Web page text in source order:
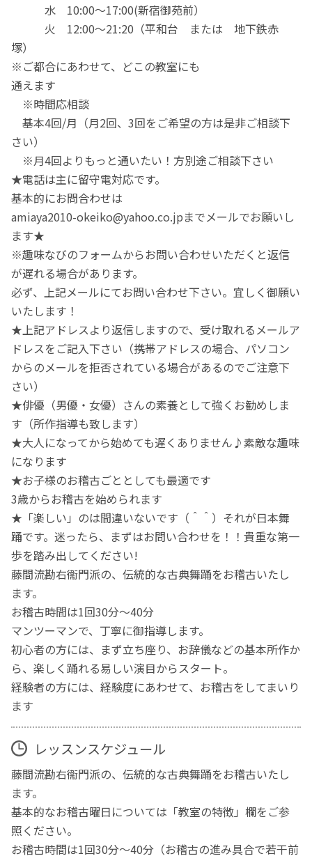
水 10:00〜17:00(新宿御苑前）
火 12:00～21:20（平和台 または 地下鉄赤
塚）
※ご都合にあわせて、どこの教室にも
通えます
※時間応相談
基本4回/月（月2回、3回をご希望の方は是非ご相談下
さい）
※月4回よりもっと通いたい！方別途ご相談下さい
★電話は主に留守電対応です。
基本的にお問合わせは
amiaya2010-okeiko@yahoo.co.jpまでメールでお願いし
ます★
※趣味なびのフォームからお問い合わせいただくと返信
が遅れる場合があります。
必ず、上記メールにてお問い合わせ下さい。宜しく御願い
いたします！
★上記アドレスより返信しますので、受け取れるメールア
ドレスをご記入下さい（携帯アドレスの場合、パソコン
からのメールを拒否されている場合があるのでご注意下
さい）
★俳優（男優・女優）さんの素養として強くお勧めしま
す（所作指導も致します）
★大人になってから始めても遅くありません♪素敵な趣味
になります
★お子様のお稽古ごととしても最適です
3歳からお稽古を始められます
★「楽しい」のは間違いないです（＾＾）それが日本舞
踊です。迷ったら、まずはお問い合わせを！！貴重な第一
歩を踏み出してください!
藤間流勘右衞門派の、伝統的な古典舞踊をお稽古いたし
ます。
お稽古時間は1回30分～40分
マンツーマンで、丁寧に御指導します。
初心者の方には、まず立ち座り、お辞儀などの基本所作か
ら、楽しく踊れる易しい演目からスタート。
経験者の方には、経験度にあわせて、お稽古をしてまいり
ます
レッスンスケジュール
藤間流勘右衞門派の、伝統的な古典舞踊をお稽古いたし
ます。
基本的なお稽古曜日については「教室の特徴」欄をご参
照ください。
お稽古時間は1回30分〜40分（お稽古の進み具合で若干前